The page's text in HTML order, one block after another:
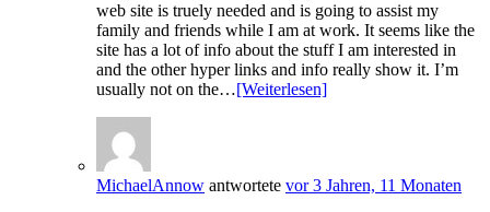
web site is truely needed and is going to assist my
family and friends while I am at work. It seems like the
site has a lot of info about the stuff I am interested in
and the other hyper links and info really show it. I’m
usually not on the…[Weiterlesen]
MichaelAnnow antwortete vor 3 Jahren, 11 Monaten